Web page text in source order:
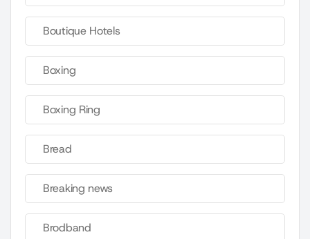
Boutique Hotels
Boxing
Boxing Ring
Bread
Breaking news
Brodband